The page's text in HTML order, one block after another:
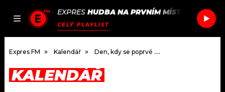
JAK
SEZNAM.CZ
EXPRES HUDBA NA PRVNÍM MÍSTĚ
CELÝ PLAYLIST
DOMŮ
Expres FM Kalendář Den, kdy se poprvé rozdávaly zlaté gramofonky: Ceny Grammy mají dnes přes stovku kategorií
KALENDÁŘ